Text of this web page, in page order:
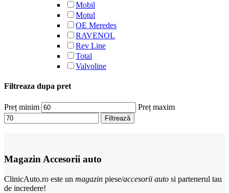
Mobil
Motul
OE Meredes
RAVENOL
Rev Line
Total
Valvoline
Filtreaza dupa pret
Preț minim Preț maxim
Filtrează
Magazin Accesorii auto
ClinicAuto.ro este un magazin piese/accesorii auto si partenerul tau
de incredere!